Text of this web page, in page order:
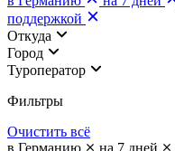
поддержкой
Откуда
Город
Туроператор
Фильтры
Очистить всё
в Германию
на 7 дней